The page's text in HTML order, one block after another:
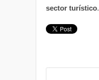
sector turístico.